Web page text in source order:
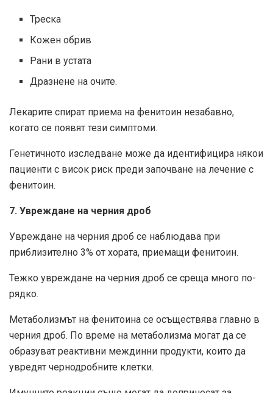
Треска
Кожен обрив
Рани в устата
Дразнене на очите.
Лекарите спират приема на фенитоин незабавно,
когато се появят тези симптоми.
Генетичното изследване може да идентифицира някои
пациенти с висок риск преди започване на лечение с
фенитоин.
7. Увреждане на черния дроб
Увреждане на черния дроб се наблюдава при
приблизително 3% от хората, приемащи фенитоин.
Тежко увреждане на черния дроб се среща много по-
рядко.
Метаболизмът на фенитоина се осъществява главно в
черния дроб. По време на метаболизма могат да се
образуват реактивни междинни продукти, които да
увредят чернодробните клетки.